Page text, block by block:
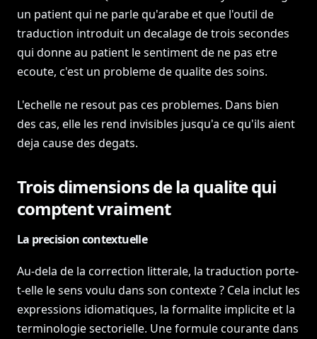
un patient qui ne parle qu'arabe et que l'outil de
traduction introduit un decalage de trois secondes
qui donne au patient le sentiment de ne pas etre
ecoute, c'est un probleme de qualite des soins.
L'echelle ne resout pas ces problemes. Dans bien
des cas, elle les rend invisibles jusqu'a ce qu'ils aient
deja cause des degats.
Trois dimensions de la qualite qui
comptent vraiment
La precision contextuelle
Au-dela de la correction litterale, la traduction porte-
t-elle le sens voulu dans son contexte ? Cela inclut les
expressions idiomatiques, la formalite implicite et la
terminologie sectorielle. Une formule courante dans